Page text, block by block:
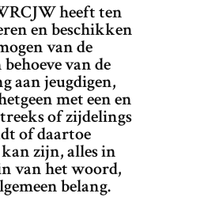
heeft ten
en beschikken
van de
van de
aan jeugdigen,
met een en
of zijdelings
of daartoe
zijn, alles in
van het woord,
belang.